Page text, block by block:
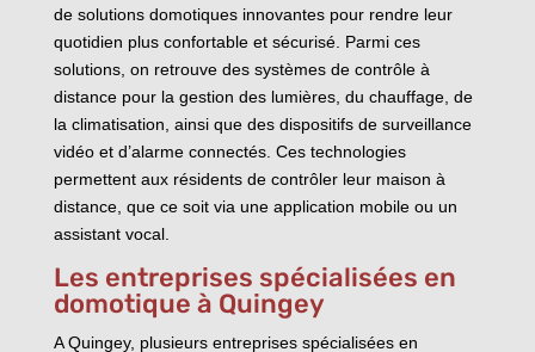
de solutions domotiques innovantes pour rendre leur
quotidien plus confortable et sécurisé. Parmi ces
solutions, on retrouve des systèmes de contrôle à
distance pour la gestion des lumières, du chauffage, de
la climatisation, ainsi que des dispositifs de surveillance
vidéo et d’alarme connectés. Ces technologies
permettent aux résidents de contrôler leur maison à
distance, que ce soit via une application mobile ou un
assistant vocal.
Les entreprises spécialisées en
domotique à Quingey
A Quingey, plusieurs entreprises spécialisées en